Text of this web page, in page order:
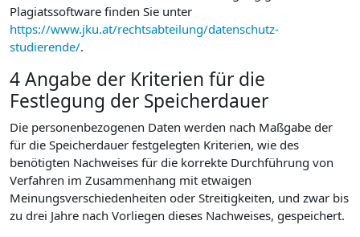
Plagiatssoftware finden Sie unter
https://www.jku.at/rechtsabteilung/datenschutz-
studierende/.
4 Angabe der Kriterien für die
Festlegung der Speicherdauer
Die personenbezogenen Daten werden nach Maßgabe der
für die Speicherdauer festgelegten Kriterien, wie des
benötigten Nachweises für die korrekte Durchführung von
Verfahren im Zusammenhang mit etwaigen
Meinungsverschiedenheiten oder Streitigkeiten, und zwar bis
zu drei Jahre nach Vorliegen dieses Nachweises, gespeichert.